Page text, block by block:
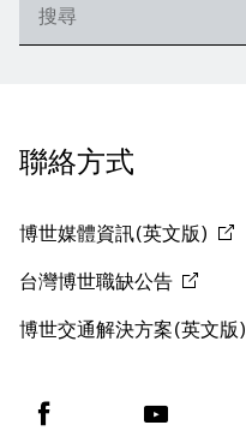
聯絡方式
博世媒體資訊(英文版)
台灣博世職缺公告
博世交通解決方案(英文版)